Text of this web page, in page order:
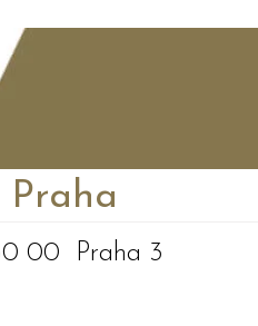
Praha
00 Praha 3